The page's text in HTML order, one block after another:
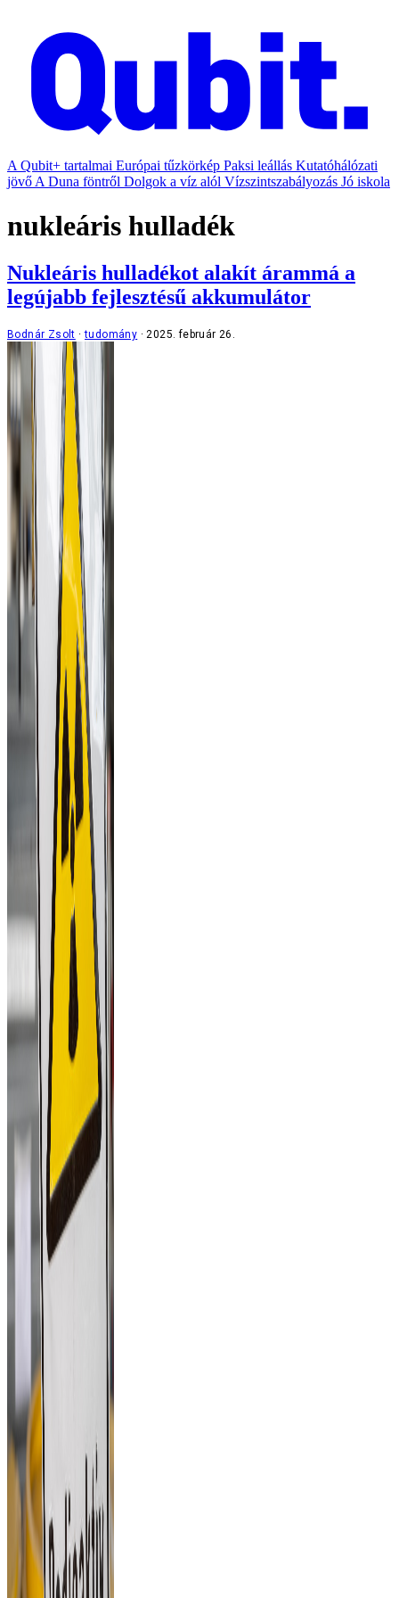
A Qubit+ tartalmai Európai tűzkörkép Paksi leállás Kutatóhálózati
jövő A Duna föntről Dolgok a víz alól Vízszintszabályozás Jó iskola
nukleáris hulladék
Nukleáris hulladékot alakít árammá a
legújabb fejlesztésű akkumulátor
Bodnár Zsolt tudomány 2025. február 26.